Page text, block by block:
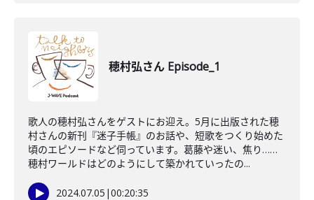
穂村弘さん Episode_1
歌人の穂村弘さんをゲストにお迎え。5月に出版された穂
村さんの新刊『迷子手帳』のお話や、短歌をつくり始めた
頃のエピソードなど伺っています。葛藤や迷い、焦り……
穂村ワールドはどのようにして築かれていったの...
2024.07.05 |00:20:35